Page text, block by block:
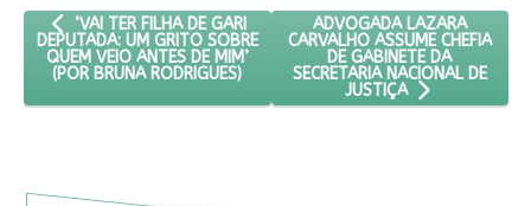
ARTIGO ANTERIOR: ‘VAI TER FILHA DE GARI DEPUTADA: UM
‘VAI TER FILHA DE GARI
DEPUTADA: UM GRITO SOBRE
QUEM VEIO ANTES DE MIM’
(POR BRUNA RODRIGUES)
PRÓXIMO ARTIGO:
ADVOGADA LAZARA
CARVALHO ASSUME CHEFIA
DE GABINETE DA
SECRETARIA NACIONAL DE
JUSTIÇA